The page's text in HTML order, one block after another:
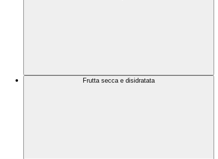
Frutta secca e disidratata